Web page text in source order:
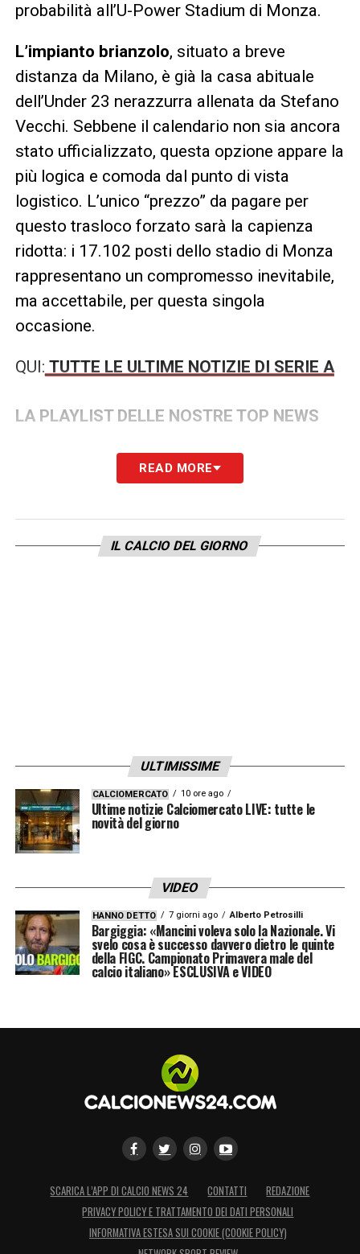
probabilità all’U-Power Stadium di Monza.
L’impianto brianzolo, situato a breve
distanza da Milano, è già la casa abituale
dell’Under 23 nerazzurra allenata da Stefano
Vecchi. Sebbene il calendario non sia ancora
stato ufficializzato, questa opzione appare la
più logica e comoda dal punto di vista
logistico. L’unico “prezzo” da pagare per
questo trasloco forzato sarà la capienza
ridotta: i 17.102 posti dello stadio di Monza
rappresentano un compromesso inevitabile,
ma accettabile, per questa singola
occasione.
QUI: TUTTE LE ULTIME NOTIZIE DI SERIE A
LA PLAYLIST DELLE NOSTRE TOP NEWS
READ MORE
IL CALCIO DEL GIORNO
ULTIMISSIME
CALCIOMERCATO 10 ore ago
Ultime notizie Calciomercato LIVE: tutte le
novità del giorno
VIDEO
HANNO DETTO 7 giorni ago Alberto Petrosilli
Bargiggia: «Mancini voleva solo la Nazionale. Vi
svelo cosa è successo davvero dietro le quinte
della FIGC. Campionato Primavera male del
calcio italiano» ESCLUSIVA e VIDEO
SCARICA L’APP DI CALCIO NEWS 24 CONTATTI
REDAZIONE
PRIVACY POLICY E TRATTAMENTO DEI DATI PERSONALI
INFORMATIVA ESTESA SUI COOKIE (COOKIE POLICY)